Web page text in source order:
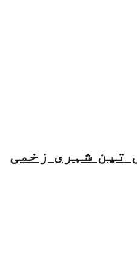
تین شہری زخمی